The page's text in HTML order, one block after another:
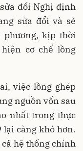
đổi Nghị định
sửa đổi và sẽ
phương, kịp thời
cơ chế lồng
việc lồng ghép
nguồn vốn sau
nhất trong thực
lại càng khó hơn.
hệ thống chính